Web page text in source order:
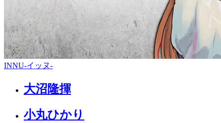
INNU-イッヌ-
大沼隆揮
小丸ひかり